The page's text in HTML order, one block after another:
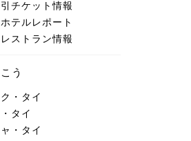
チケット情報
テルレポート
ストラン情報
う
・タイ
タイ
・タイ